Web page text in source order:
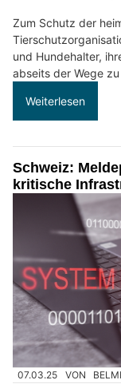
Zum Schutz der
und Hundehalter,
abseits der Wege
Weiterlesen
Schweiz:
kritische
07.03.25 VON